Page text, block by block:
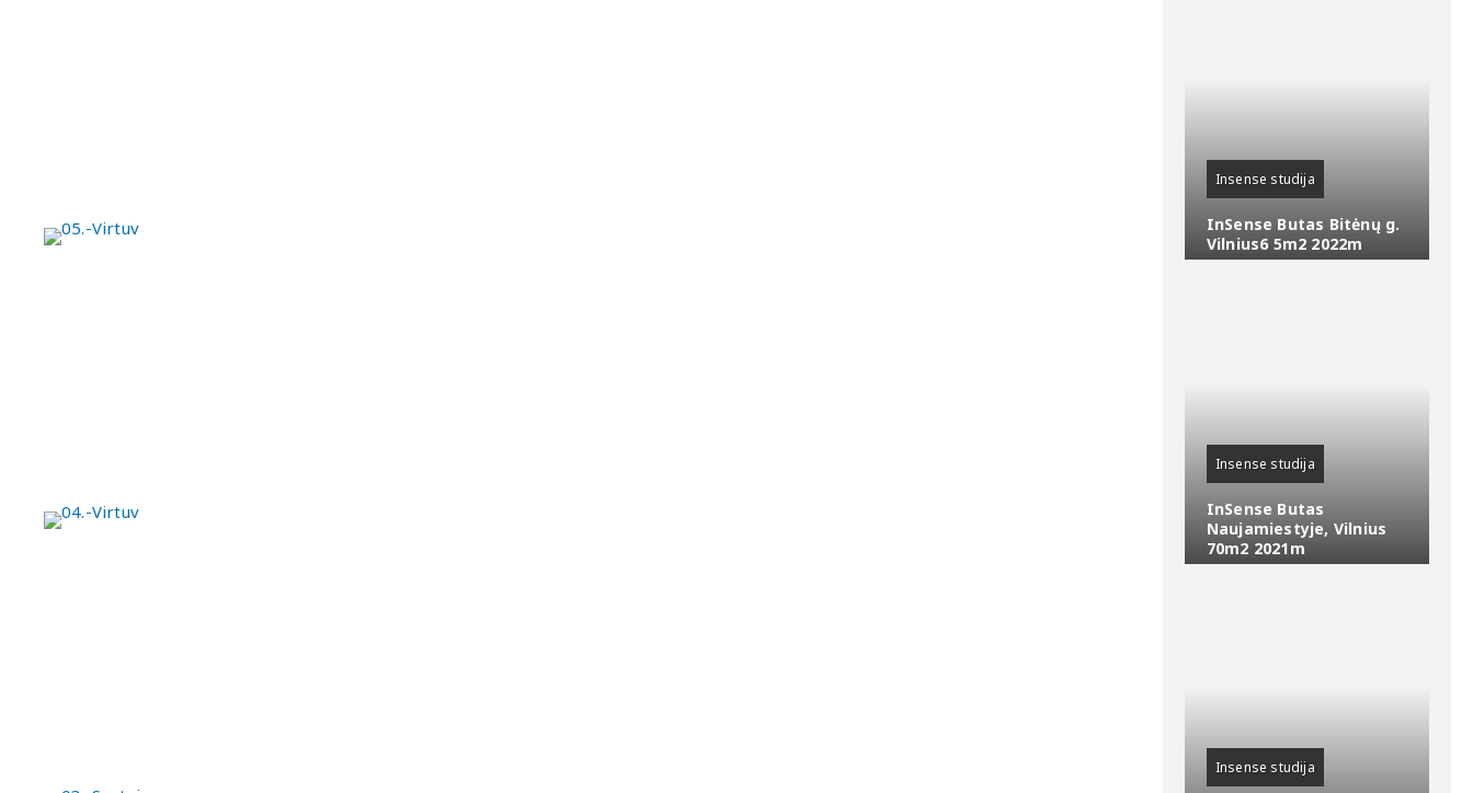
Insense studija
InSense Butas Bitėnų g.
Vilnius6 5m2 2022m
Insense studija
InSense Butas
Naujamiestyje, Vilnius
70m2 2021m
Insense studija